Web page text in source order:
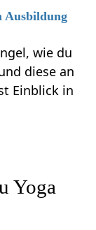
Ausbildung
wie du
diese an
Einblick in
Yoga